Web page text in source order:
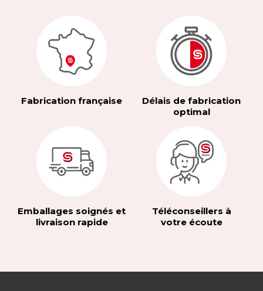
Fabrication française
Délais de fabrication
optimal
Emballages soignés et
livraison rapide
Téléconseillers à
votre écoute